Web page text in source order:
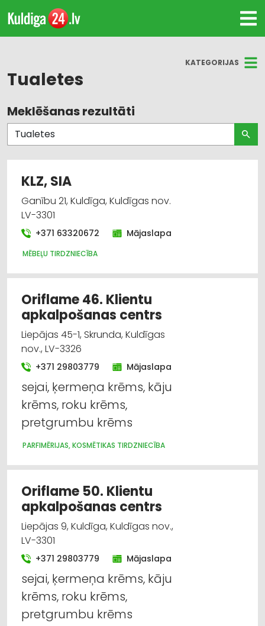
KATEGORIJAS
Tualetes
Visas nozares
Būvmateriālu, būvkonstrukciju tirdzniecība
Būvmateriālu, būvkonstrukciju
vairumtirdzniecība
Instrumentu un darbarīku tirdzniecība
apģērbi un apavi; tirdzniecība
Higiēnas preces
Medicīnas tehnika, instrumenti, preces un
piederumi
Parfimērijas, kosmētikas tirdzniecība
Plastmasas izstrādājumi
Meklēšanas rezultāti
KLZ, SIA
Ganību 21, Kuldīga, Kuldīgas nov.
LV-3301
+371 63320672 Mājaslapa
MĒBEĻU TIRDZNIECĪBA
Oriflame 46. Klientu
apkalpošanas centrs
Liepājas 45-1, Skrunda, Kuldīgas
nov., LV-3326
+371 29803779 Mājaslapa
sejai, ķermeņa krēms, kāju
krēms, roku krēms,
pretgrumbu krēms
PARFIMĒRIJAS, KOSMĒTIKAS TIRDZNIECĪBA
Oriflame 50. Klientu
apkalpošanas centrs
Liepājas 9, Kuldīga, Kuldīgas nov.,
LV-3301
+371 29803779 Mājaslapa
sejai, ķermeņa krēms, kāju
krēms, roku krēms,
pretgrumbu krēms